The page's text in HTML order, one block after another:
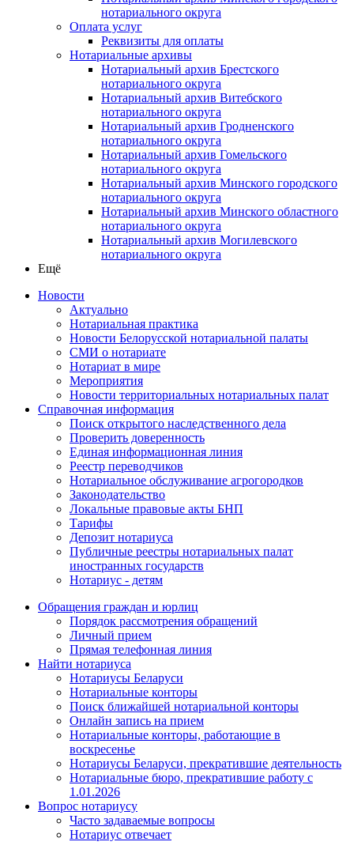
нотариального округа
Оплата услуг
Реквизиты для оплаты
Нотариальные архивы
Нотариальный архив Брестского
нотариального округа
Нотариальный архив Витебского
нотариального округа
Нотариальный архив Гродненского
нотариального округа
Нотариальный архив Гомельского
нотариального округа
Нотариальный архив Минского городского
нотариального округа
Нотариальный архив Минского областного
нотариального округа
Нотариальный архив Могилевского
нотариального округа
Ещё
Новости
Актуально
Нотариальная практика
Новости Белорусской нотариальной палаты
СМИ о нотариате
Нотариат в мире
Мероприятия
Новости территориальных нотариальных палат
Справочная информация
Поиск открытого наследственного дела
Проверить доверенность
Единая информационная линия
Реестр переводчиков
Нотариальное обслуживание агрогородков
Законодательство
Локальные правовые акты БНП
Тарифы
Депозит нотариуса
Публичные реестры нотариальных палат
иностранных государств
Нотариус - детям
Обращения граждан и юрлиц
Порядок рассмотрения обращений
Личный прием
Прямая телефонная линия
Найти нотариуса
Нотариусы Беларуси
Нотариальные конторы
Поиск ближайшей нотариальной конторы
Онлайн запись на прием
Нотариальные конторы, работающие в
воскресенье
Нотариусы Беларуси, прекратившие деятельность
Нотариальные бюро, прекратившие работу с
1.01.2026
Вопрос нотариусу
Часто задаваемые вопросы
Нотариус отвечает